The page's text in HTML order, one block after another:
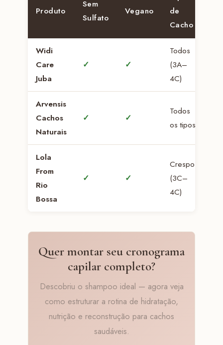
Produto
Sem
Sulfato
Vegano
de
Cacho
Widi
Care
Juba
✓ ✓
Todos
(3A–
4C)
Arvensis
Cachos
Naturais
✓ ✓
Todos
os tipos
Lola
From
Rio
Bossa
✓ ✓
Crespos
(3C–
4C)
Quer montar seu cronograma
capilar completo?
Descobriu o shampoo ideal — agora veja
como estruturar a rotina de hidratação,
nutrição e reconstrução para cachos
saudáveis.